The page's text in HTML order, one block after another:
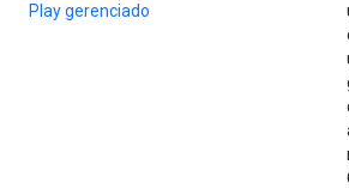
Play gerenciado